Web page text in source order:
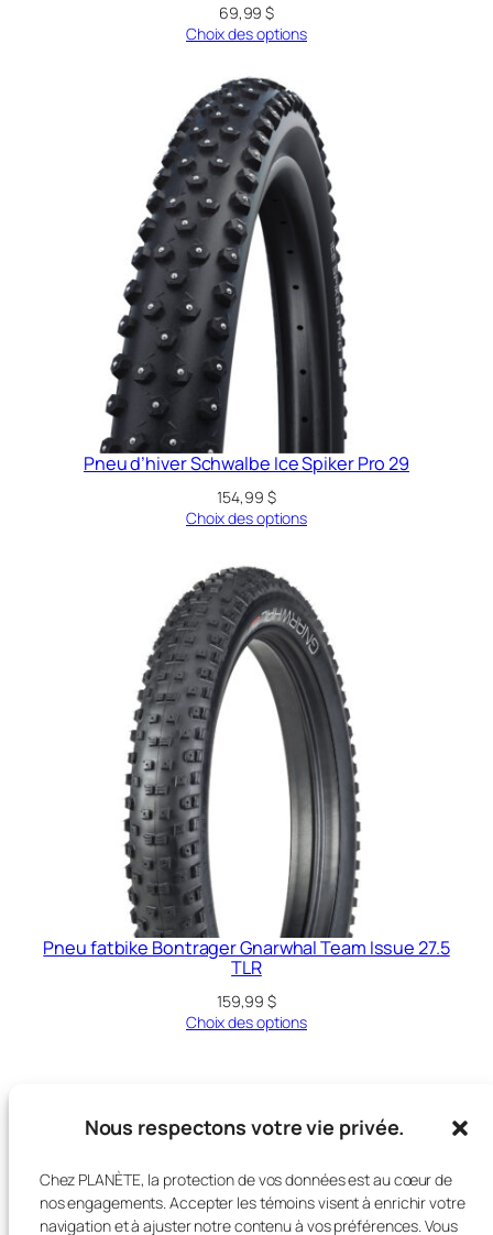
Nous respectons votre vie privée.
Chez PLANÈTE, la protection de vos données est au cœur de
nos engagements. Accepter les témoins visent à enrichir votre
navigation et à ajuster notre contenu à vos préférences. Vous
69,99$
Choix des options
Pneu d’hiver Schwalbe Ice Spiker Pro 29
154,99 $
Choix des options
Pneu fatbike Bontrager Gnarwhal Team Issue 27.5
TLR
159,99$
Choix des options
PLANÈTE CYCLE & SKI